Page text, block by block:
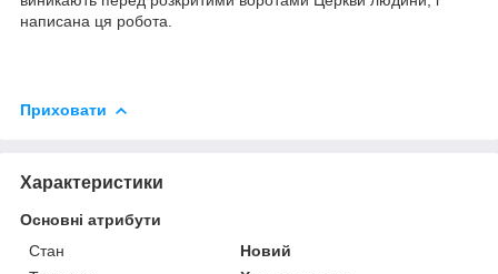
написана ця робота.
Приховати
Характеристики
Основні атрибути
Стан
Новий